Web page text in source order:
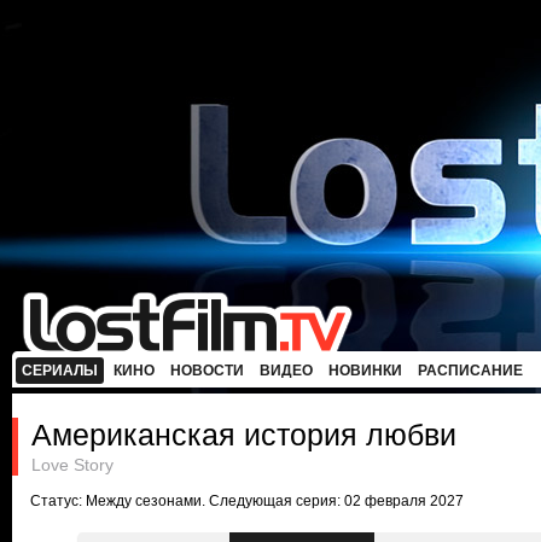
СЕРИАЛЫ КИНО НОВОСТИ ВИДЕО НОВИНКИ РАСПИСАНИЕ
Американская история любви
Love Story
Статус: Между сезонами. Следующая серия: 02 февраля 2027